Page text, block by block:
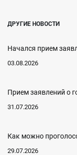
ДРУГИЕ НОВОСТИ
Начался прием
03.08.2026
Прием заявлений о
31.07.2026
Как можно
29.07.2026